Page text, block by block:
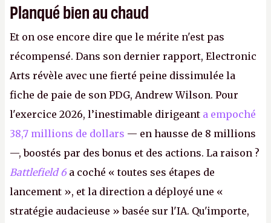
Planqué bien au chaud
Et on ose encore dire que le mérite n'est pas
récompensé. Dans son dernier rapport, Electronic
Arts révèle avec une fierté peine dissimulée la
fiche de paie de son PDG, Andrew Wilson. Pour
l'exercice 2026, l’inestimable dirigeant a empoché
38,7 millions de dollars — en hausse de 8 millions
—, boostés par des bonus et des actions. La raison ?
Battlefield 6 a coché « toutes ses étapes de
lancement », et la direction a déployé une «
stratégie audacieuse » basée sur l'IA. Qu'importe,